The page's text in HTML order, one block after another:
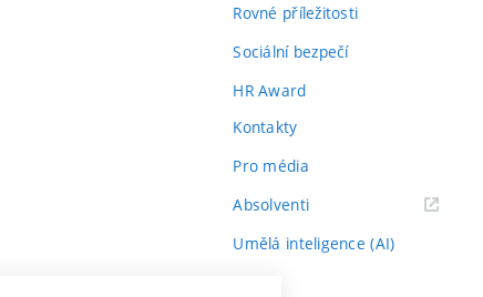
Rovné příležitosti
Sociální bezpečí
HR Award
Kontakty
Pro média
Absolventi(externí
Umělá inteligence (AI)